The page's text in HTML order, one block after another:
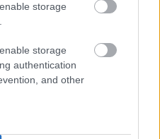
storage
storage
authentication
and other